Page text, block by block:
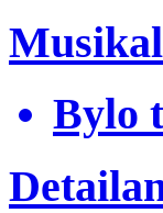
Bylo